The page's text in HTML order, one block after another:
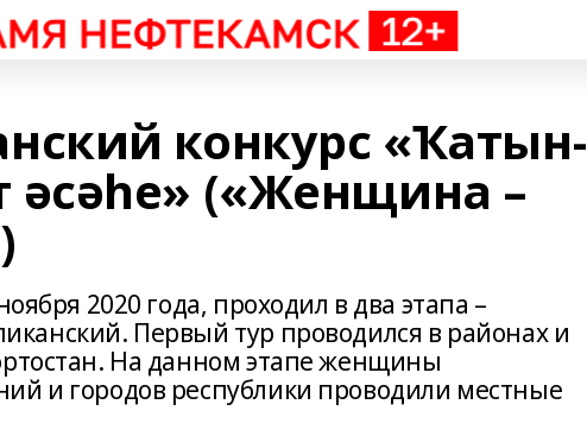
конкурс «Ҡатын-
әсәһе» («Женщина –
2020 года, проходил в два этапа –
Первый тур проводился в районах и
На данном этапе женщины
и городов республики проводили местные